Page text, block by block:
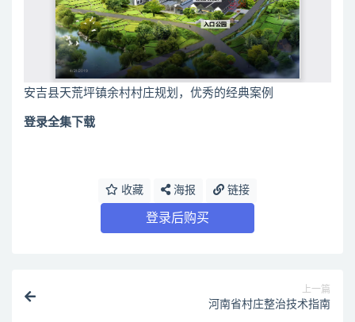
安吉县天荒坪镇余村村庄规划，优秀的经典案例
登录全集下载
收藏 海报 链接
登录后购买
上一篇
河南省村庄整治技术指南